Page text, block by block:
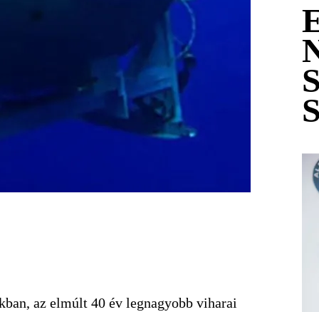
az elmúlt 40 év legnagyobb viharai